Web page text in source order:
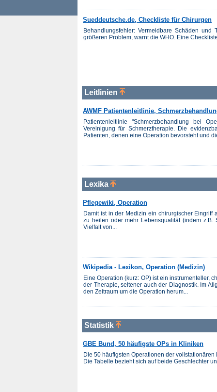
Sueddeutsche.de, Checkliste für Chirurgen
Behandlungsfehler: Vermeidbare Schäden
größeren Problem, warnt die WHO. Eine
Leitlinien
AWMF Patientenleitlinie,
Patientenleitlinie "Schmerzbehandlung bei
Vereinigung für Schmerztherapie. Die
Patienten, denen eine Operation bevorsteht und
Lexika
Pflegewiki, Operation
Damit ist in der Medizin ein chirurgischer
zu heilen oder mehr Lebensqualität (indem
Vielfalt von...
Wikipedia - Lexikon, Operation (Medizin)
Eine Operation (kurz: OP) ist ein instrumenteller,
der Therapie, seltener auch der Diagnostik. Im
den Zeitraum um die Operation herum...
Statistik
GBE Bund, 50 häufigste OPs in Kliniken
Die 50 häufigsten Operationen der
Die Tabelle bezieht sich auf beide Geschlechter